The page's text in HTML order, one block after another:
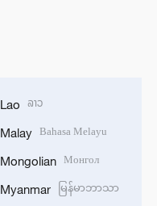
Lao ລາວ
Malay Bahasa Melayu
Mongolian Монгол
Myanmar မြန်မာဘာသာ